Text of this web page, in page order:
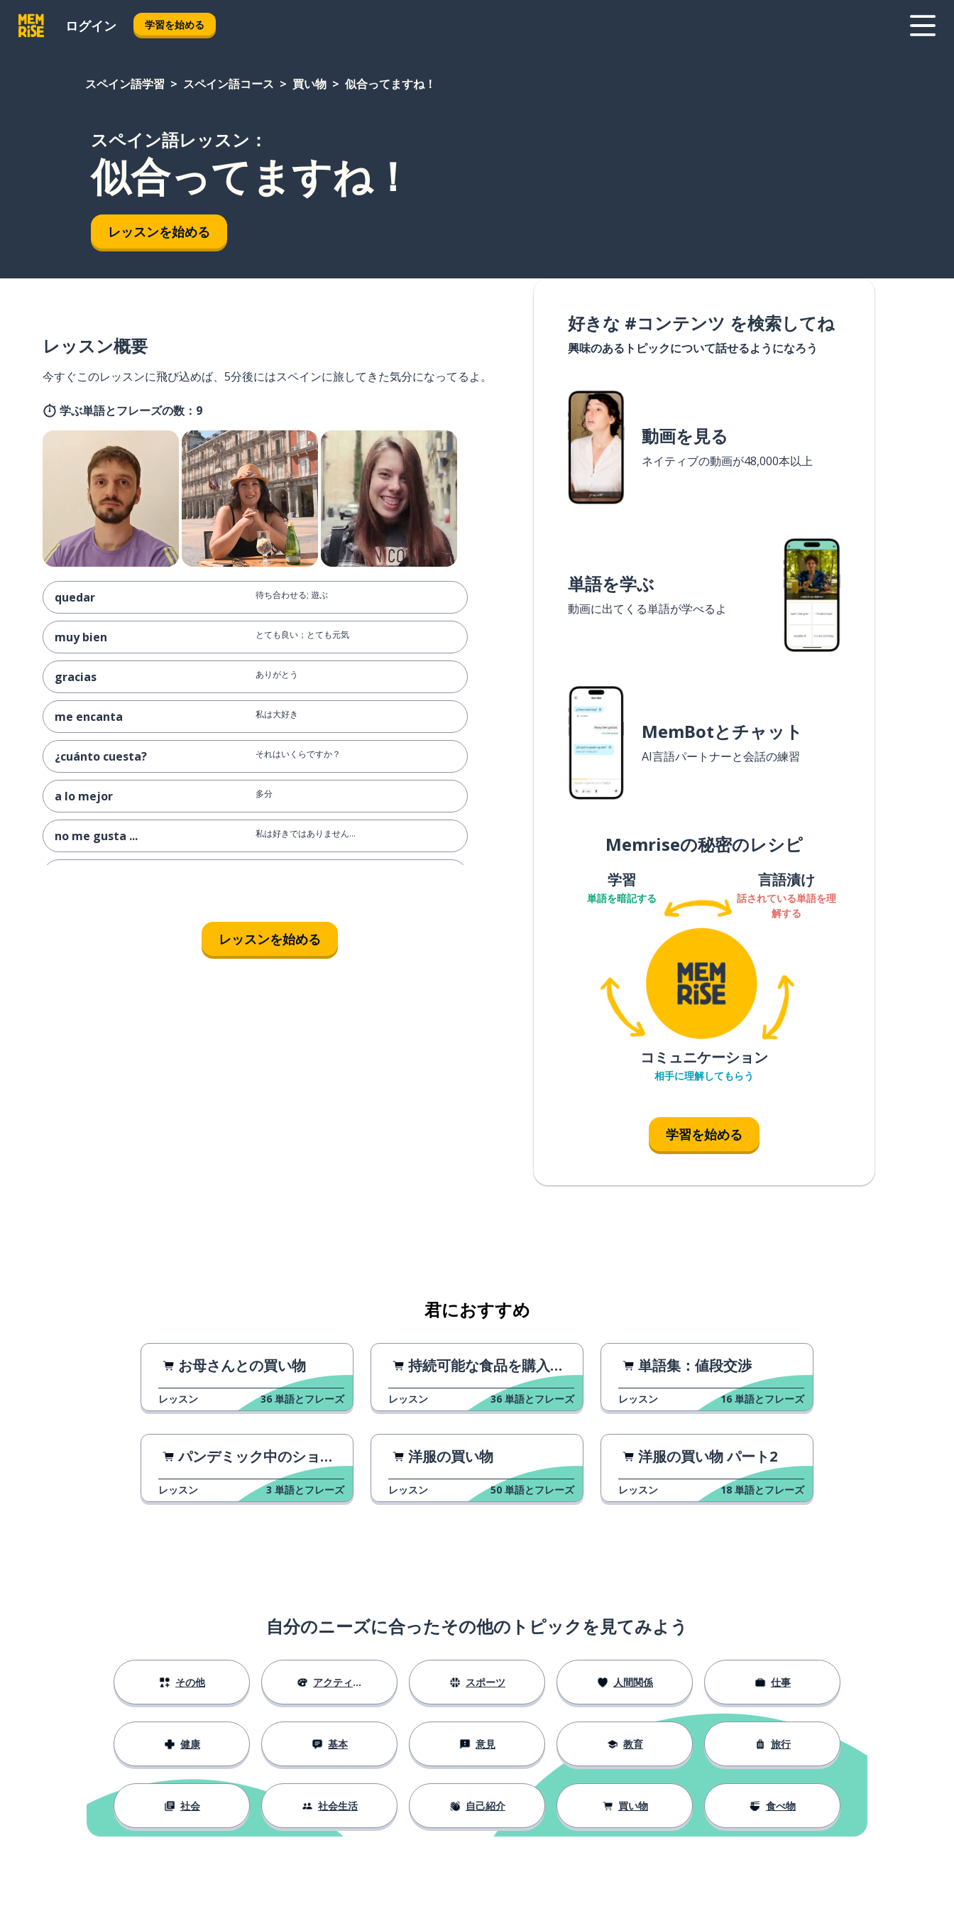
ログイン 学習を始める
スペイン語学習 スペイン語コース 買い物 似合ってますね！
スペイン語レッスン：
似合ってますね！
レッスンを始める
レッスン概要
今すぐこのレッスンに飛び込めば、5分後にはスペインに旅してきた気分になってるよ。
学ぶ単語とフレーズの数：9
quedar 待ち合わせる; 遊ぶ
muy bien とても良い；とても元気
gracias ありがとう
me encanta 私は大好き
¿cuánto cuesta? それはいくらですか？
a lo mejor 多分
no me gusta ... 私は好きではありません...
レッスンを始める
好きな #コンテンツ を検索してね
興味のあるトピックについて話せるようになろう
動画を見る
ネイティブの動画が48,000本以上
単語を学ぶ
動画に出てくる単語が学べるよ
MemBotとチャット
AI言語パートナーと会話の練習
Memriseの秘密のレシピ
学習
単語を暗記する
言語漬け
話されている単語を理
解する
コミュニケーション
相手に理解してもらう
学習を始める
君におすすめ
お母さんとの買い物
レッスン 36 単語とフレーズ
持続可能な食品を購入する
レッスン 36 単語とフレーズ
単語集：値段交渉
レッスン 16 単語とフレーズ
パンデミック中のショッピング
レッスン 3 単語とフレーズ
洋服の買い物
レッスン 50 単語とフレーズ
洋服の買い物 パート2
レッスン 18 単語とフレーズ
自分のニーズに合ったその他のトピックを見てみよう
その他 アクティビティ スポーツ 人間関係 仕事
健康 基本 意見 教育 旅行
社会 社会生活 自己紹介 買い物 食べ物